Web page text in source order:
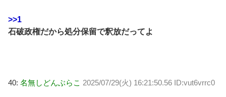
>>1
石破政権だから処分保留で釈放だってよ
40: 名無しどんぶらこ 2025/07/29(火) 16:21:50.56 ID:vut6vrrc0